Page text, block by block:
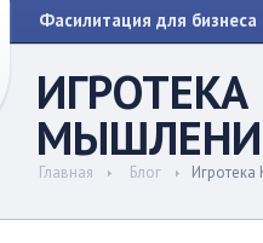
Фасилитация для бизнеса
Главная Блог